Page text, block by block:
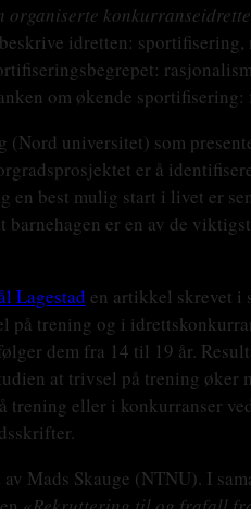
organiserte
idretten:
om økende
(Nord universitet) som
er å
en best mulig start i livet er
er en av de
Lagestad en artikkel skrevet i
på trening og i
dem fra 14 til 19 år.
at trivsel på trening
eller i konkurranser
Mads Skauge (NTNU). I